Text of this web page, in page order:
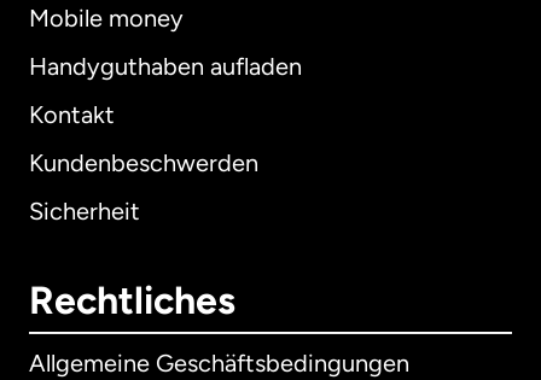
Mobile money
Handyguthaben aufladen
Kontakt
Kundenbeschwerden
Sicherheit
Rechtliches
Allgemeine Geschäftsbedingungen